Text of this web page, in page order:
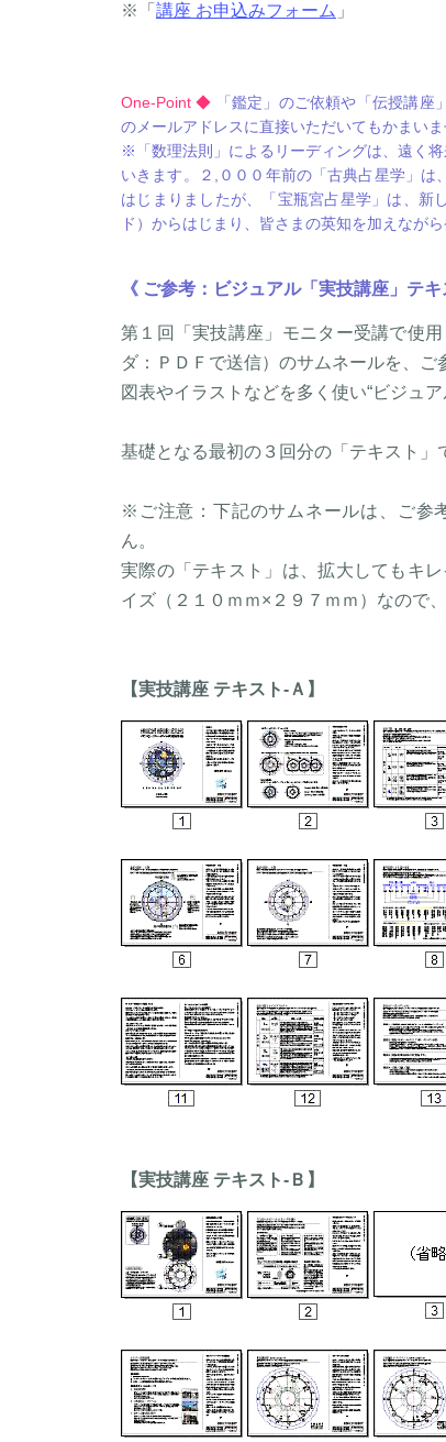
※「 講座 お申込みフォーム 」
One-Point ◆ 「鑑定」のご依頼や「伝授講座
のメールアドレスに直接いただいてもかまいま
※「数理法則」によるリーディングは、遠く
いきます。２,０００年前の「古典占星学」は
はじまりましたが、「宝瓶宮占星学」は、新
ド）からはじまり、皆さまの英知を加えながら
《 ご参考：ビジュアル「実技講座」テ
第１回「実技講座」モニター受講で使
ダ：ＰＤＦで送信）のサムネールを、ご
図表やイラストなどを多く使い“ビジュア
基礎となる最初の３回分の「テキスト」
※ご注意：下記のサムネールは、ご参
ん。
実際の「テキスト」は、拡大してもキ
イズ（２１０ｍｍ×２９７ｍｍ）なので
【実技講座 テキスト-Ａ】
【実技講座 テキスト-Ｂ】